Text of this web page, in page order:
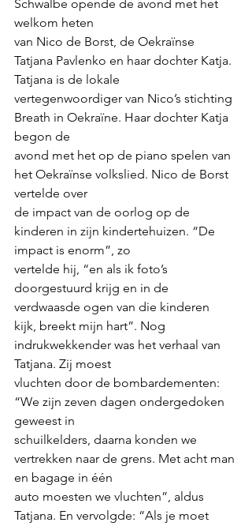
Schwalbe opende de avond met het
welkom heten
van Nico de Borst, de Oekraïnse
Tatjana Pavlenko en haar dochter Katja.
Tatjana is de lokale
vertegenwoordiger van Nico’s stichting
Breath in Oekraïne. Haar dochter Katja
begon de
avond met het op de piano spelen van
het Oekraïnse volkslied. Nico de Borst
vertelde over
de impact van de oorlog op de
kinderen in zijn kindertehuizen. “De
impact is enorm”, zo
vertelde hij, “en als ik foto’s
doorgestuurd krijg en in de
verdwaasde ogen van die kinderen
kijk, breekt mijn hart”. Nog
indrukwekkender was het verhaal van
Tatjana. Zij moest
vluchten door de bombardementen:
“We zijn zeven dagen ondergedoken
geweest in
schuilkelders, daarna konden we
vertrekken naar de grens. Met acht man
en bagage in één
auto moesten we vluchten”, aldus
Tatjana. En vervolgde: “Als je moet